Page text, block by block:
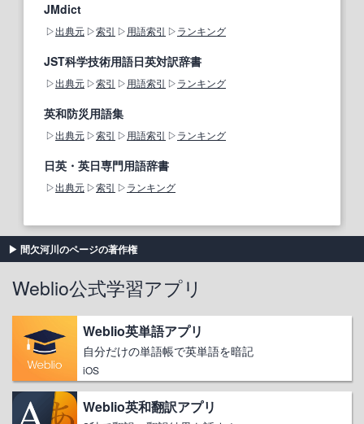
JMdict
出典元 索引 用語索引 ランキング
JST科学技術用語日英対訳辞書
出典元 索引 用語索引 ランキング
英和防災用語集
出典元 索引 用語索引 ランキング
日英・英日専門用語辞書
出典元 索引 ランキング
間欠河川のページの著作権
Weblio公式学習アプリ
Weblio英単語アプリ
自分だけの単語帳で英単語を暗記
iOS
Weblio英和翻訳アプリ